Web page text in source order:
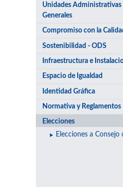
Unidades Administrativas
Generales
Compromiso con la
Sostenibilidad - ODS
Infraestructura e
Espacio de Igualdad
Identidad Gráfica
Normativa y Reglamentos
Elecciones
Elecciones a